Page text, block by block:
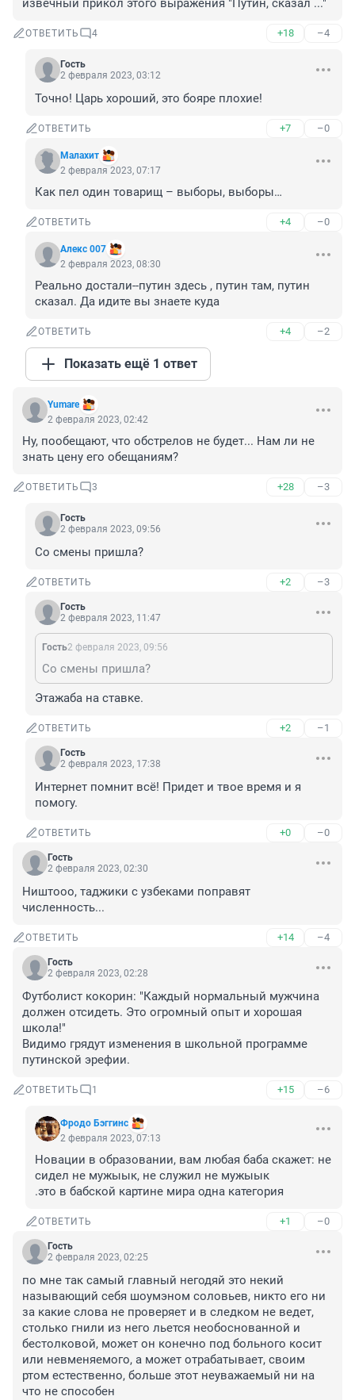
извечный прикол этого выражения "Путин, сказал ..."
ОТВЕТИТЬ 4 +18 –4
Гость
2 февраля 2023, 03:12
Точно! Царь хороший, это бояре плохие!
ОТВЕТИТЬ +7 –0
Малахит
2 февраля 2023, 07:17
Как пел один товарищ – выборы, выборы…
ОТВЕТИТЬ +4 –0
Алекс 007
2 февраля 2023, 08:30
Реально достали--путин здесь , путин там, путин
сказал. Да идите вы знаете куда
ОТВЕТИТЬ +4 –2
Показать ещё 1 ответ
Yumare
2 февраля 2023, 02:42
Ну, пообещают, что обстрелов не будет... Нам ли не
знать цену его обещаниям?
ОТВЕТИТЬ 3 +28 –3
Гость
2 февраля 2023, 09:56
Со смены пришла?
ОТВЕТИТЬ +2 –3
Гость
2 февраля 2023, 11:47
Гость2 февраля 2023, 09:56
Со смены пришла?
Этажаба на ставке.
ОТВЕТИТЬ +2 –1
Гость
2 февраля 2023, 17:38
Интернет помнит всё! Придет и твое время и я
помогу.
ОТВЕТИТЬ +0 –0
Гость
2 февраля 2023, 02:30
Ништооо, таджики с узбеками поправят
численность...
ОТВЕТИТЬ +14 –4
Гость
2 февраля 2023, 02:28
Футболист кокорин: "Каждый нормальный мужчина
должен отсидеть. Это огромный опыт и хорошая
школа!"
Видимо грядут изменения в школьной программе
путинской эрефии.
ОТВЕТИТЬ 1 +15 –6
Фродо Бэггинс
2 февраля 2023, 07:13
Новации в образовании, вам любая баба скажет: не
сидел не мужыык, не служил не мужыык
.это в бабской картине мира одна категория
ОТВЕТИТЬ +1 –0
Гость
2 февраля 2023, 02:25
по мне так самый главный негодяй это некий
называющий себя шоумэном соловьев, никто его ни
за какие слова не проверяет и в следком не ведет,
столько гнили из него льется необоснованной и
бестолковой, может он конечно под больного косит
или невменяемого, а может отрабатывает, своим
ртом естественно, больше этот неуважаемый ни на
что не способен